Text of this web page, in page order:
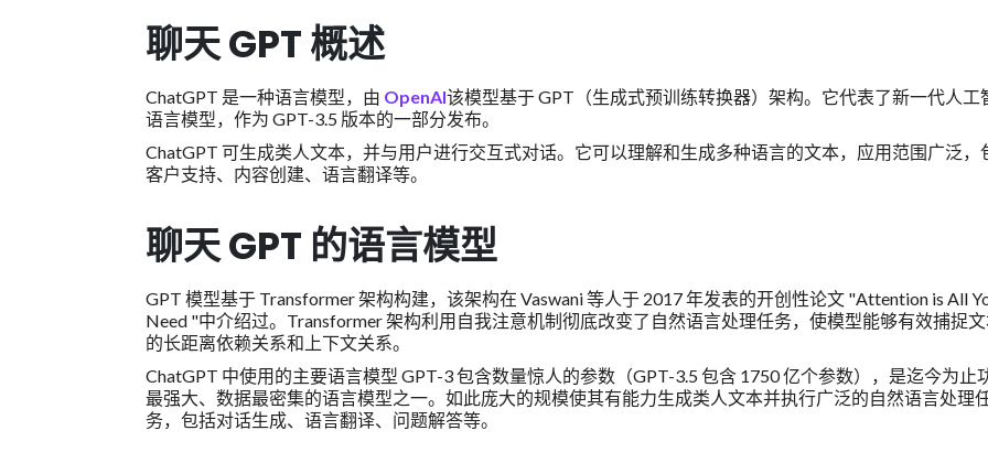
聊天 GPT 概述
ChatGPT 是一种语言模型，由 OpenAI该模型基于 GPT（生成式预训练转换器）架构。它代表了新一代人工
语言模型，作为 GPT-3.5 版本的一部分发布。
ChatGPT 可生成类人文本，并与用户进行交互式对话。它可以理解和生成多种语言的文本，应用范围广泛，
客户支持、内容创建、语言翻译等。
聊天 GPT 的语言模型
GPT 模型基于 Transformer 架构构建，该架构在 Vaswani 等人于 2017 年发表的开创性论文 "Attention is All
Need "中介绍过。Transformer 架构利用自我注意机制彻底改变了自然语言处理任务，使模型能够有效捕捉
的长距离依赖关系和上下文关系。
ChatGPT 中使用的主要语言模型 GPT-3 包含数量惊人的参数（GPT-3.5 包含 1750 亿个参数），是迄今为止
最强大、数据最密集的语言模型之一。如此庞大的规模使其有能力生成类人文本并执行广泛的自然语言处理
务，包括对话生成、语言翻译、问题解答等。